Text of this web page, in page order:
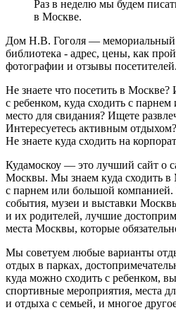
Раз в неделю мы будем
в Москве.
Дом Н.В. Гоголя — мемориальный
библиотека - адрес, цены, как
фотографии и отзывы посетителей.
Не знаете что посетить в Москве?
с ребенком, куда сходить с
место для свидания? Ищете
Интересуетесь активным
Не знаете куда сходить на
Кудамоскоу — это лучший сайт о
Москвы. Мы знаем куда сходить в
с парнем или большой
события, музеи и выставки
и их родителей, лучшие
места Москвы, которые
Мы советуем любые варианты
отдых в парках,
куда можно сходить с ребенком,
спортивные мероприятия, места
и отдыха с семьей, и многое